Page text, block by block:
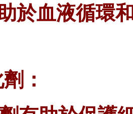
於血液循環
：